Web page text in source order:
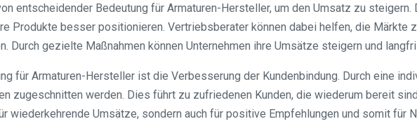
entscheidender Bedeutung für Armaturen-Hersteller, um den Umsatz zu
Produkte besser positionieren. Vertriebsberater können dabei helfen, die Märkte
Durch gezielte Maßnahmen können Unternehmen ihre Umsätze steigern und
für Armaturen-Hersteller ist die Verbesserung der Kundenbindung. Durch eine
zugeschnitten werden. Dies führt zu zufriedenen Kunden, die wiederum bereit
wiederkehrende Umsätze, sondern auch für positive Empfehlungen und somit für